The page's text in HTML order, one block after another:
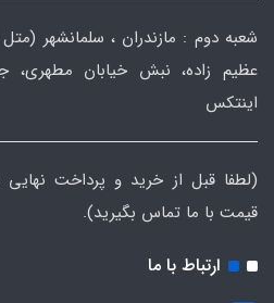
عظیم زاده، نبش خیابان
اینتکس
(لطفا قبل از خرید و پرداخت نهایی
قیمت با ما تماس بگیرید).
ارتباط با ما